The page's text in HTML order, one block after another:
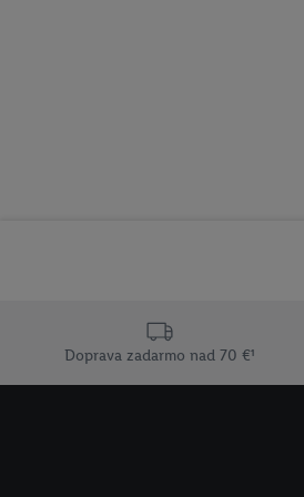
Doprava zadarmo nad 70 €¹